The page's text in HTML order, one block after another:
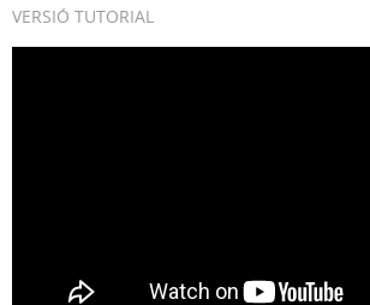
VERSIÓ TUTORIAL